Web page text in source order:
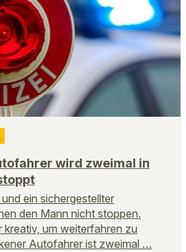
wird zweimal in
ein sichergestellter
den Mann nicht stoppen.
kreativ, um weiterfahren zu
Autofahrer ist zweimal …